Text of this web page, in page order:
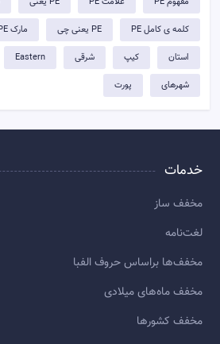
کلمه ی کامل PE PE یعنی چی مارک PE
استان کیپ شرقی Eastern
شهرهای پورت
خدمات
مخفف ساز
لغت‌نامه
مخفف‌ها براساس حروف الفبا
مخفف ماه‌های میلادی
مخفف کشورها